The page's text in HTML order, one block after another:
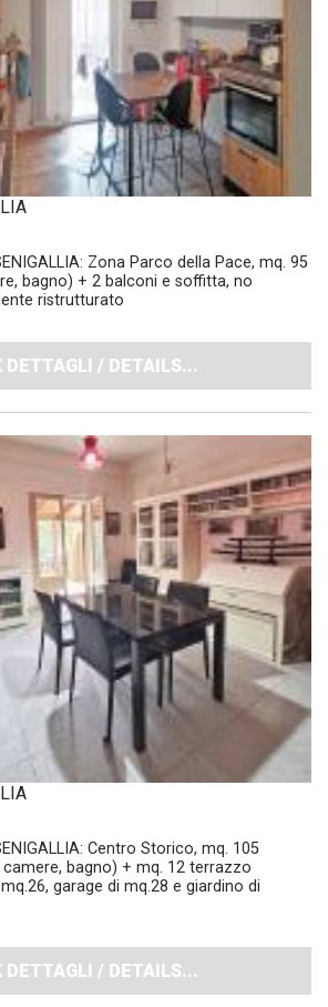
Zona Parco della Pace, mq. 95
bagno) + 2 balconi e soffitta, no
ristrutturato
DETTAGLI / DETAILS...
Centro Storico, mq. 105
bagno) + mq. 12 terrazzo
garage di mq.28 e giardino di
DETTAGLI / DETAILS...